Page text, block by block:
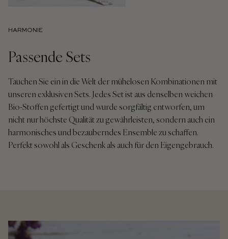
HARMONIE
Passende Sets
Tauchen Sie ein in die Welt der mühelosen Kombinationen mit
unseren exklusiven Sets. Jedes Set ist aus denselben weichen
Bio-Stoffen gefertigt und wurde sorgfältig entworfen, um
nicht nur höchste Qualität zu gewährleisten, sondern auch ein
harmonisches und bezauberndes Ensemble zu schaffen.
Perfekt sowohl als Geschenk als auch für den Eigengebrauch.